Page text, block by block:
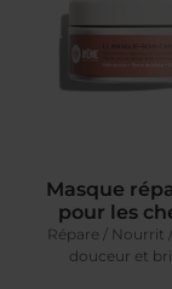
Masque
pour les
Répare / Nourrit
douceur et